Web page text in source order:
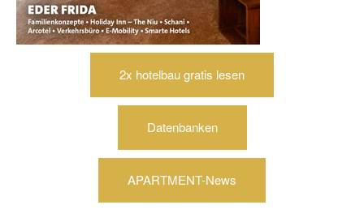
2x hotelbau gratis lesen
Datenbanken
APARTMENT-News